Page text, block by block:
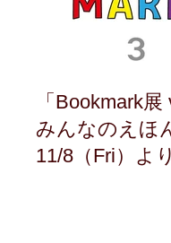
「Bookmark展
みんなのえほ
11/8（Fri）よ